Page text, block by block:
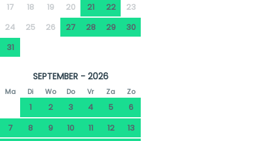
17
18 19 20 21 22
23
24
25 26 27 28 29
30
31
SEPTEMBER - 2026
Ma Di Wo Do Vr Za Zo
1 2 3 4 5
6
7
8 9 10 11 12
13